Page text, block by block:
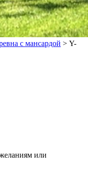
с мансардой > Y-
или